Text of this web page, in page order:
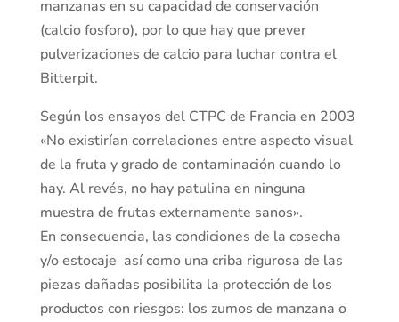
manzanas en su capacidad de conservación
(calcio fosforo), por lo que hay que prever
pulverizaciones de calcio para luchar contra el
Bitterpit.
Según los ensayos del CTPC de Francia en 2003
«No existirían correlaciones entre aspecto visual
de la fruta y grado de contaminación cuando lo
hay. Al revés, no hay patulina en ninguna
muestra de frutas externamente sanos».
En consecuencia, las condiciones de la cosecha
y/o estocaje así como una criba rigurosa de las
piezas dañadas posibilita la protección de los
productos con riesgos: los zumos de manzana o